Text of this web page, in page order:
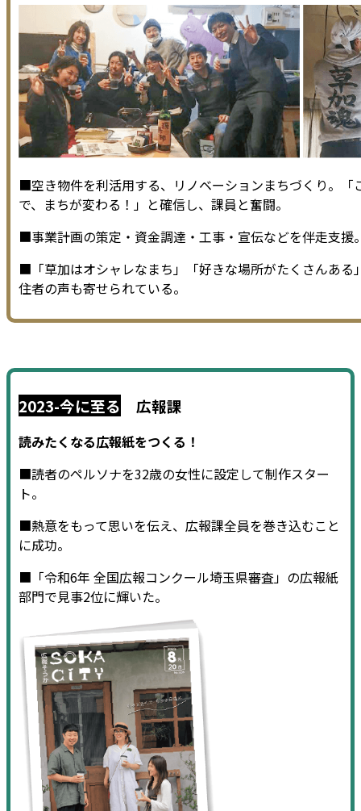
■空き物件を利活用する、リノベーションまちづくり。「
で、まちが変わる！」と確信し、課員と奮闘。
■事業計画の策定・資金調達・工事・宣伝などを伴走支援
■「草加はオシャレなまち」「好きな場所がたくさんある
住者の声も寄せられている。
2023-今に至る 広報課
読みたくなる広報紙をつくる！
■読者のペルソナを32歳の女性に設定して制作スター
ト。
■熱意をもって思いを伝え、広報課全員を巻き込むこと
に成功。
■「令和6年 全国広報コンクール埼玉県審査」の広報紙
部門で見事2位に輝いた。